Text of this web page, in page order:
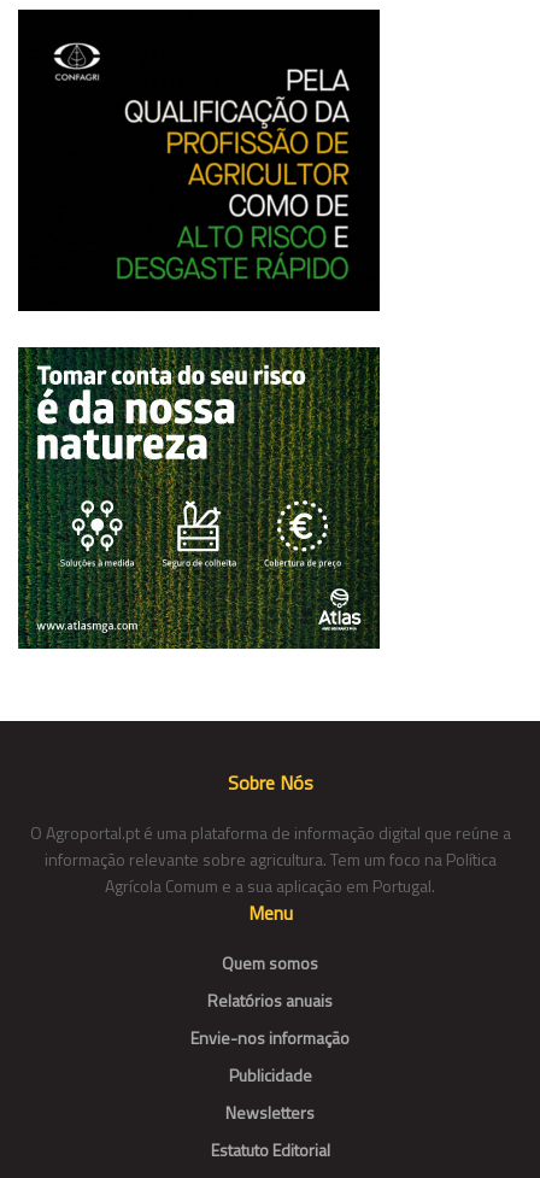
Sobre Nós
O Agroportal.pt é uma plataforma de informação digital que reúne a
informação relevante sobre agricultura. Tem um foco na Política
Agrícola Comum e a sua aplicação em Portugal.
Menu
Quem somos
Relatórios anuais
Envie-nos informação
Publicidade
Newsletters
Estatuto Editorial